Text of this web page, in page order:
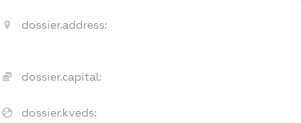
dossier.address:
dossier.capital:
dossier.kveds: